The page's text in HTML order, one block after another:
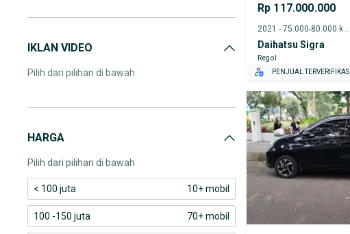
IKLAN VIDEO
Pilih dari pilihan di bawah
HARGA
Pilih dari pilihan di bawah
< 100 juta 10+ mobil
100 -150 juta 70+ mobil
Rp 117.000.000
Daihatsu Sigra
Regol
PENJUAL TERVERIFIKASI